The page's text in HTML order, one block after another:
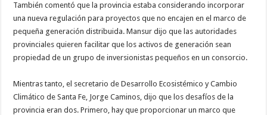
También comentó que la provincia estaba considerando incorporar
una nueva regulación para proyectos que no encajen en el marco de
pequeña generación distribuida. Mansur dijo que las autoridades
provinciales quieren facilitar que los activos de generación sean
propiedad de un grupo de inversionistas pequeños en un consorcio.
Mientras tanto, el secretario de Desarrollo Ecosistémico y Cambio
Climático de Santa Fe, Jorge Caminos, dijo que los desafíos de la
provincia eran dos. Primero, hay que proporcionar un marco que